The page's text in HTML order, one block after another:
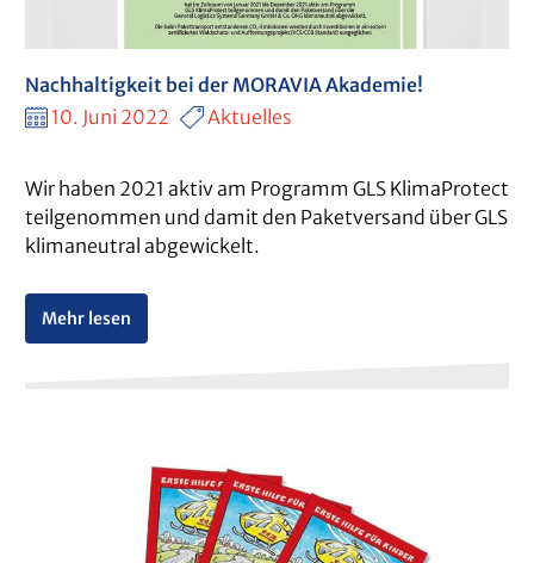
Nachhaltigkeit bei der MORAVIA Akademie!
10. Juni 2022
Aktuelles
Wir haben 2021 aktiv am Programm GLS KlimaProtect
teilgenommen und damit den Paketversand über GLS
klimaneutral abgewickelt.
Mehr lesen